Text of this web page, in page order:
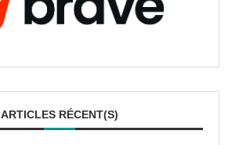
ARTICLES RÉCENT(S)